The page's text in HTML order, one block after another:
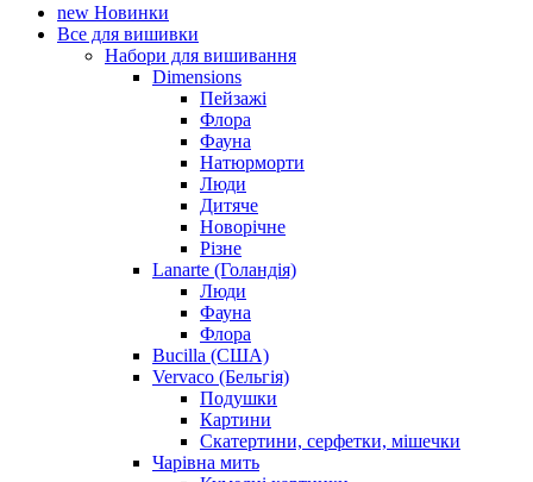
new Новинки
Все для вишивки
Набори для вишивання
Dimensions
Пейзажі
Флора
Фауна
Натюрморти
Люди
Дитяче
Новорічне
Різне
Lanarte (Голандія)
Люди
Фауна
Флора
Bucilla (США)
Vervaco (Бельгія)
Подушки
Картини
Скатертини, серфетки, мішечки
Чарiвна мить